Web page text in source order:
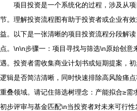
项目投资是一个系统化的过程，涉及从
节。理解投资流程图有助于投资者或企业有
益。以下是一张清晰的项目投资流程分段解
点。\n\n步骤一：项目寻找与筛选\n原始创意
遇。投资者需收集商业计划书或短期提案，
逻辑是否简洁清晰，同时快速排除高风险痛
重叠领域。请记住筛选树理念：产能拟合≥需
初步评审与基金匹配\n当投资者对未来可行